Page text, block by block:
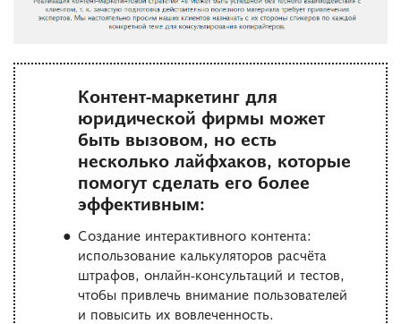
Контент-маркетинг для
юридической фирмы может
быть вызовом, но есть
несколько лайфхаков, которые
помогут сделать его более
эффективным:
Создание интерактивного контента:
использование калькуляторов расчёта
штрафов, онлайн-консультаций и тестов,
чтобы привлечь внимание пользователей
и повысить их вовлеченность.